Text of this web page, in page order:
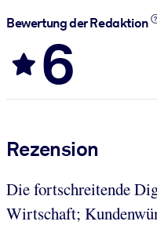
Bewertung der Redaktion
6
Rezension
Die fortschreitende
Wirtschaft;